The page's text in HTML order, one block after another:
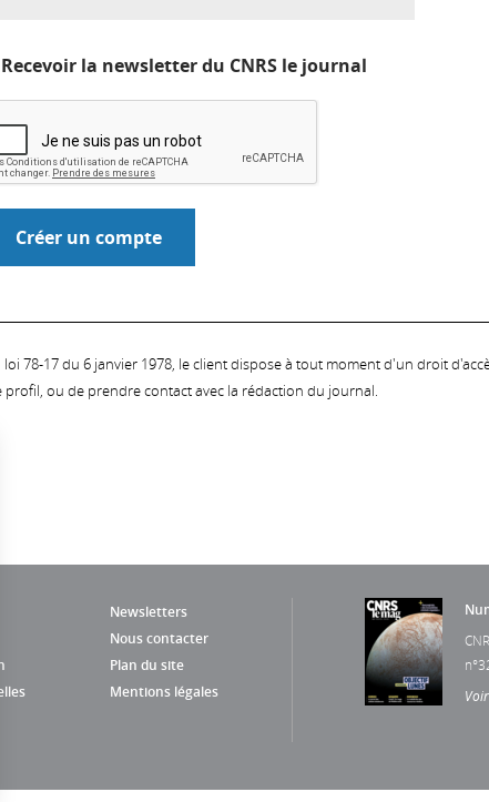
Recevoir la newsletter du CNRS le journal
78-17 du 6 janvier 1978, le client dispose à tout moment d'un droit
ou de prendre contact avec la rédaction du journal.
Newsletters
Nous contacter
Plan du site
Mentions légales